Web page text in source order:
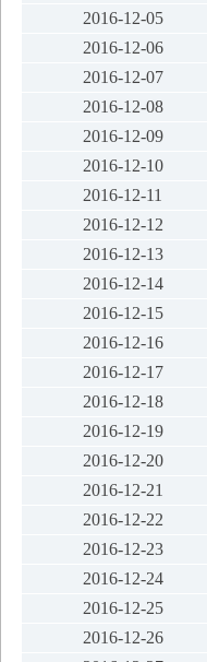
2016-12-05
2016-12-06
2016-12-07
2016-12-08
2016-12-09
2016-12-10
2016-12-11
2016-12-12
2016-12-13
2016-12-14
2016-12-15
2016-12-16
2016-12-17
2016-12-18
2016-12-19
2016-12-20
2016-12-21
2016-12-22
2016-12-23
2016-12-24
2016-12-25
2016-12-26